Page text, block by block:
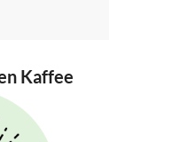
Kaffee